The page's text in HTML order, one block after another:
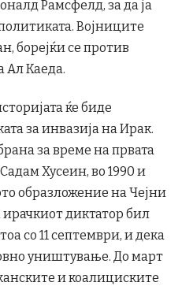
Рамсфелд, за да ја
Војниците
борејќи се против
Ал Каеда.
ќе биде
за инвазија на Ирак.
за време на првата
Хусеин, во 1990 и
образложение на Чејни
диктатор бил
со 11 септември, и дека
уништување. До март
и коалициските